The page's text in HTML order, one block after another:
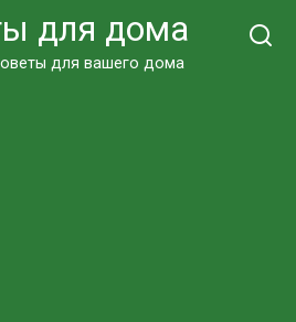
для дома
для вашего дома